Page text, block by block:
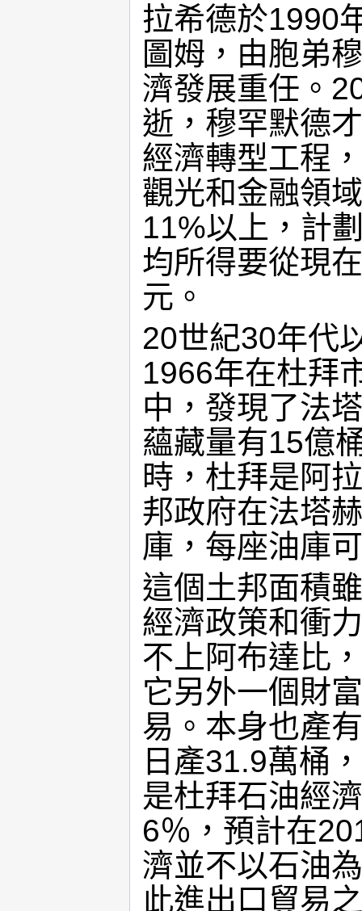
拉希德於1990
圖姆，由胞弟
濟發展重任。
逝，穆罕默德
經濟轉型工程
觀光和金融領
11%以上，計
均所得要從現
元。
20世紀30年代
1966年在杜拜
中，發現了法
蘊藏量有15億
時，杜拜是阿
邦政府在法塔
庫，每座油庫
這個土邦面積
經濟政策和衝
不上阿布達比
它另外一個財
易。本身也產
日產31.9萬桶
是杜拜石油經
6％，預計在
濟並不以石油
此進出口貿易